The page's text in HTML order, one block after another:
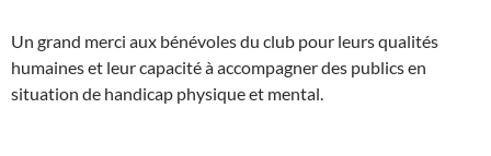
Un grand merci aux bénévoles du club pour leurs qualités
humaines et leur capacité à accompagner des publics en
situation de handicap physique et mental.